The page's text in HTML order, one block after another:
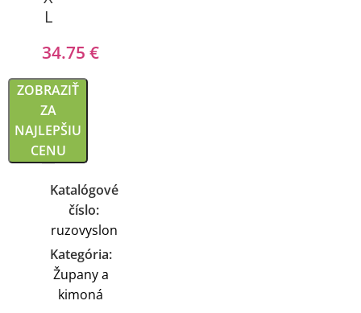
L
34.75 €
ZOBRAZIŤ
ZA
NAJLEPŠIU
CENU
Katalógové
číslo:
ruzovyslon
Kategória:
Župany a
kimoná